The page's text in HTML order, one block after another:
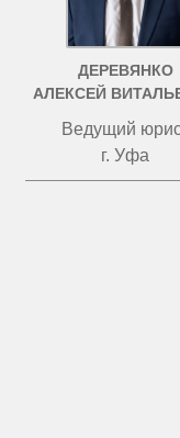
ДЕРЕВЯНКО
АЛЕКСЕЙ
Ведущий
г. Уфа